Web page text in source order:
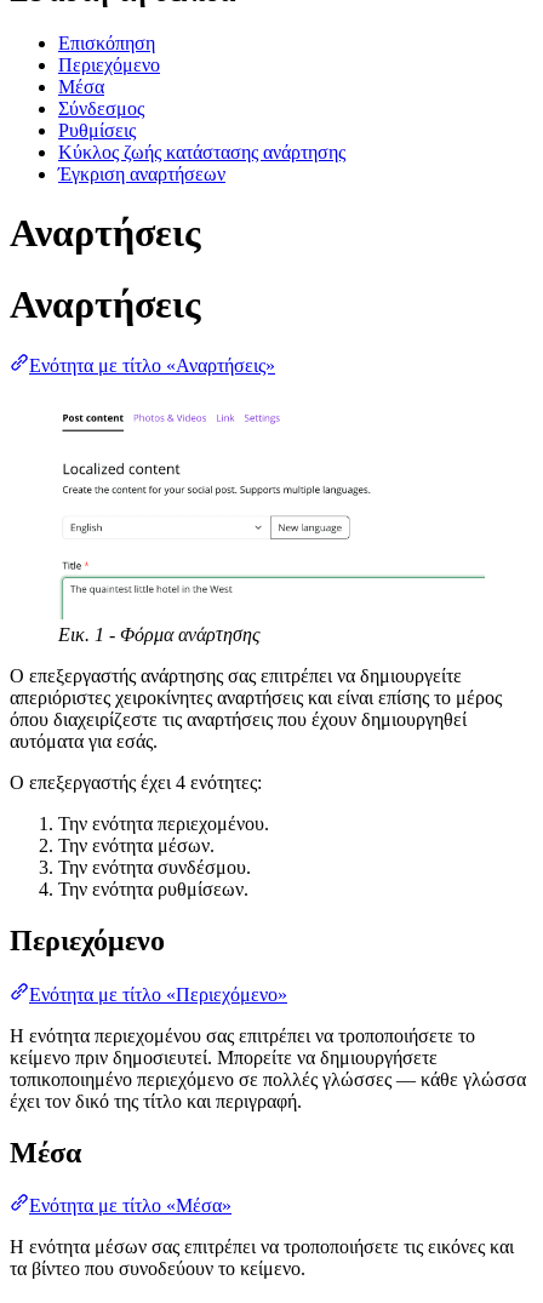
Επισκόπηση
Περιεχόμενο
Μέσα
Σύνδεσμος
Ρυθμίσεις
Κύκλος ζωής κατάστασης ανάρτησης
Έγκριση αναρτήσεων
Αναρτήσεις
Αναρτήσεις
Ενότητα με τίτλο «Αναρτήσεις»
Εικ. 1 - Φόρμα ανάρτησης
Ο επεξεργαστής ανάρτησης σας επιτρέπει να δημιουργείτε
απεριόριστες χειροκίνητες αναρτήσεις και είναι επίσης το μέρος
όπου διαχειρίζεστε τις αναρτήσεις που έχουν δημιουργηθεί
αυτόματα για εσάς.
Ο επεξεργαστής έχει 4 ενότητες:
Την ενότητα περιεχομένου.
Την ενότητα μέσων.
Την ενότητα συνδέσμου.
Την ενότητα ρυθμίσεων.
Περιεχόμενο
Ενότητα με τίτλο «Περιεχόμενο»
Η ενότητα περιεχομένου σας επιτρέπει να τροποποιήσετε το
κείμενο πριν δημοσιευτεί. Μπορείτε να δημιουργήσετε
τοπικοποιημένο περιεχόμενο σε πολλές γλώσσες — κάθε γλώσσα
έχει τον δικό της τίτλο και περιγραφή.
Μέσα
Ενότητα με τίτλο «Μέσα»
Η ενότητα μέσων σας επιτρέπει να τροποποιήσετε τις εικόνες και
τα βίντεο που συνοδεύουν το κείμενο.